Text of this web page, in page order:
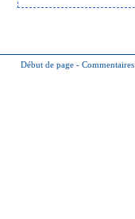
Début de page - Commentaires